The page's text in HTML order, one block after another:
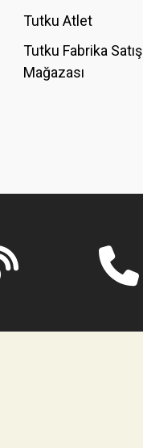
Tutku Atlet
Tutku Fabrika Satış
Mağazası